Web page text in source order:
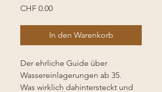
CHF 0.00Preis
In den Warenkorb
Der ehrliche Guide über
Wassereinlagerungen ab 35.
Was wirklich dahintersteckt und